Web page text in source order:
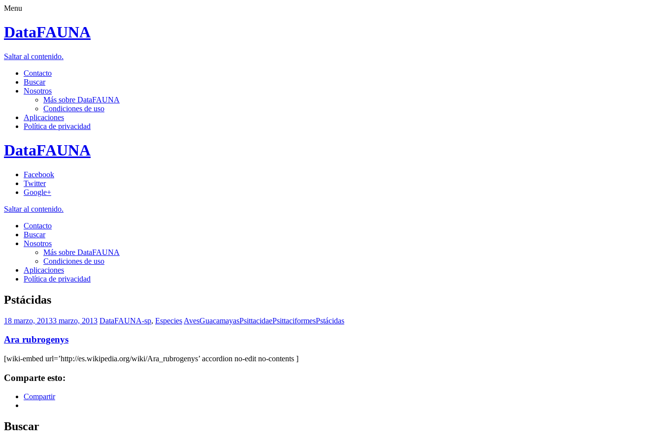
Menu
DataFAUNA
Saltar al contenido.
Contacto
Buscar
Nosotros
Más sobre DataFAUNA
Condiciones de uso
Aplicaciones
Política de privacidad
DataFAUNA
Facebook
Twitter
Google+
Saltar al contenido.
Contacto
Buscar
Nosotros
Más sobre DataFAUNA
Condiciones de uso
Aplicaciones
Política de privacidad
Pstácidas
18 marzo, 20133 marzo, 2013 DataFAUNA-sp, Especies AvesGuacamayasPsittacidaePsittaciformesPstácidas
Ara rubrogenys
[wiki-embed url=’http://es.wikipedia.org/wiki/Ara_rubrogenys’ accordion no-edit no-contents ]
Comparte esto:
Compartir
Buscar